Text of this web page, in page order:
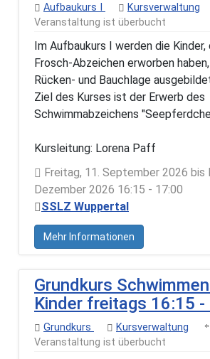
Aufbaukurs I Kursverwaltung
Veranstaltung ist überbucht
Im Aufbaukurs I werden die Kinder,
Frosch-Abzeichen erworben
Rücken- und Bauchlage
Ziel des Kurses ist der Erwerb des
Schwimmabzeichens
Kursleitung: Lorena Paff
Freitag, 11. September 2026 bis
Dezember 2026 16:15 - 17:00
SSLZ Wuppertal
Mehr Informationen
Grundkurs
Kinder freitags 16:15 -
Grundkurs Kursverwaltung
Veranstaltung ist überbucht